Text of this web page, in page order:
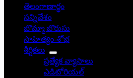
తెలంగాణార్థం
సన్నివేశం
బొమ్మా బొరుసు
సాహిత్యం-శోభ
శీర్షికలు
ప్రత్యేక వ్యాసాలు
ఎడిటోరియల్